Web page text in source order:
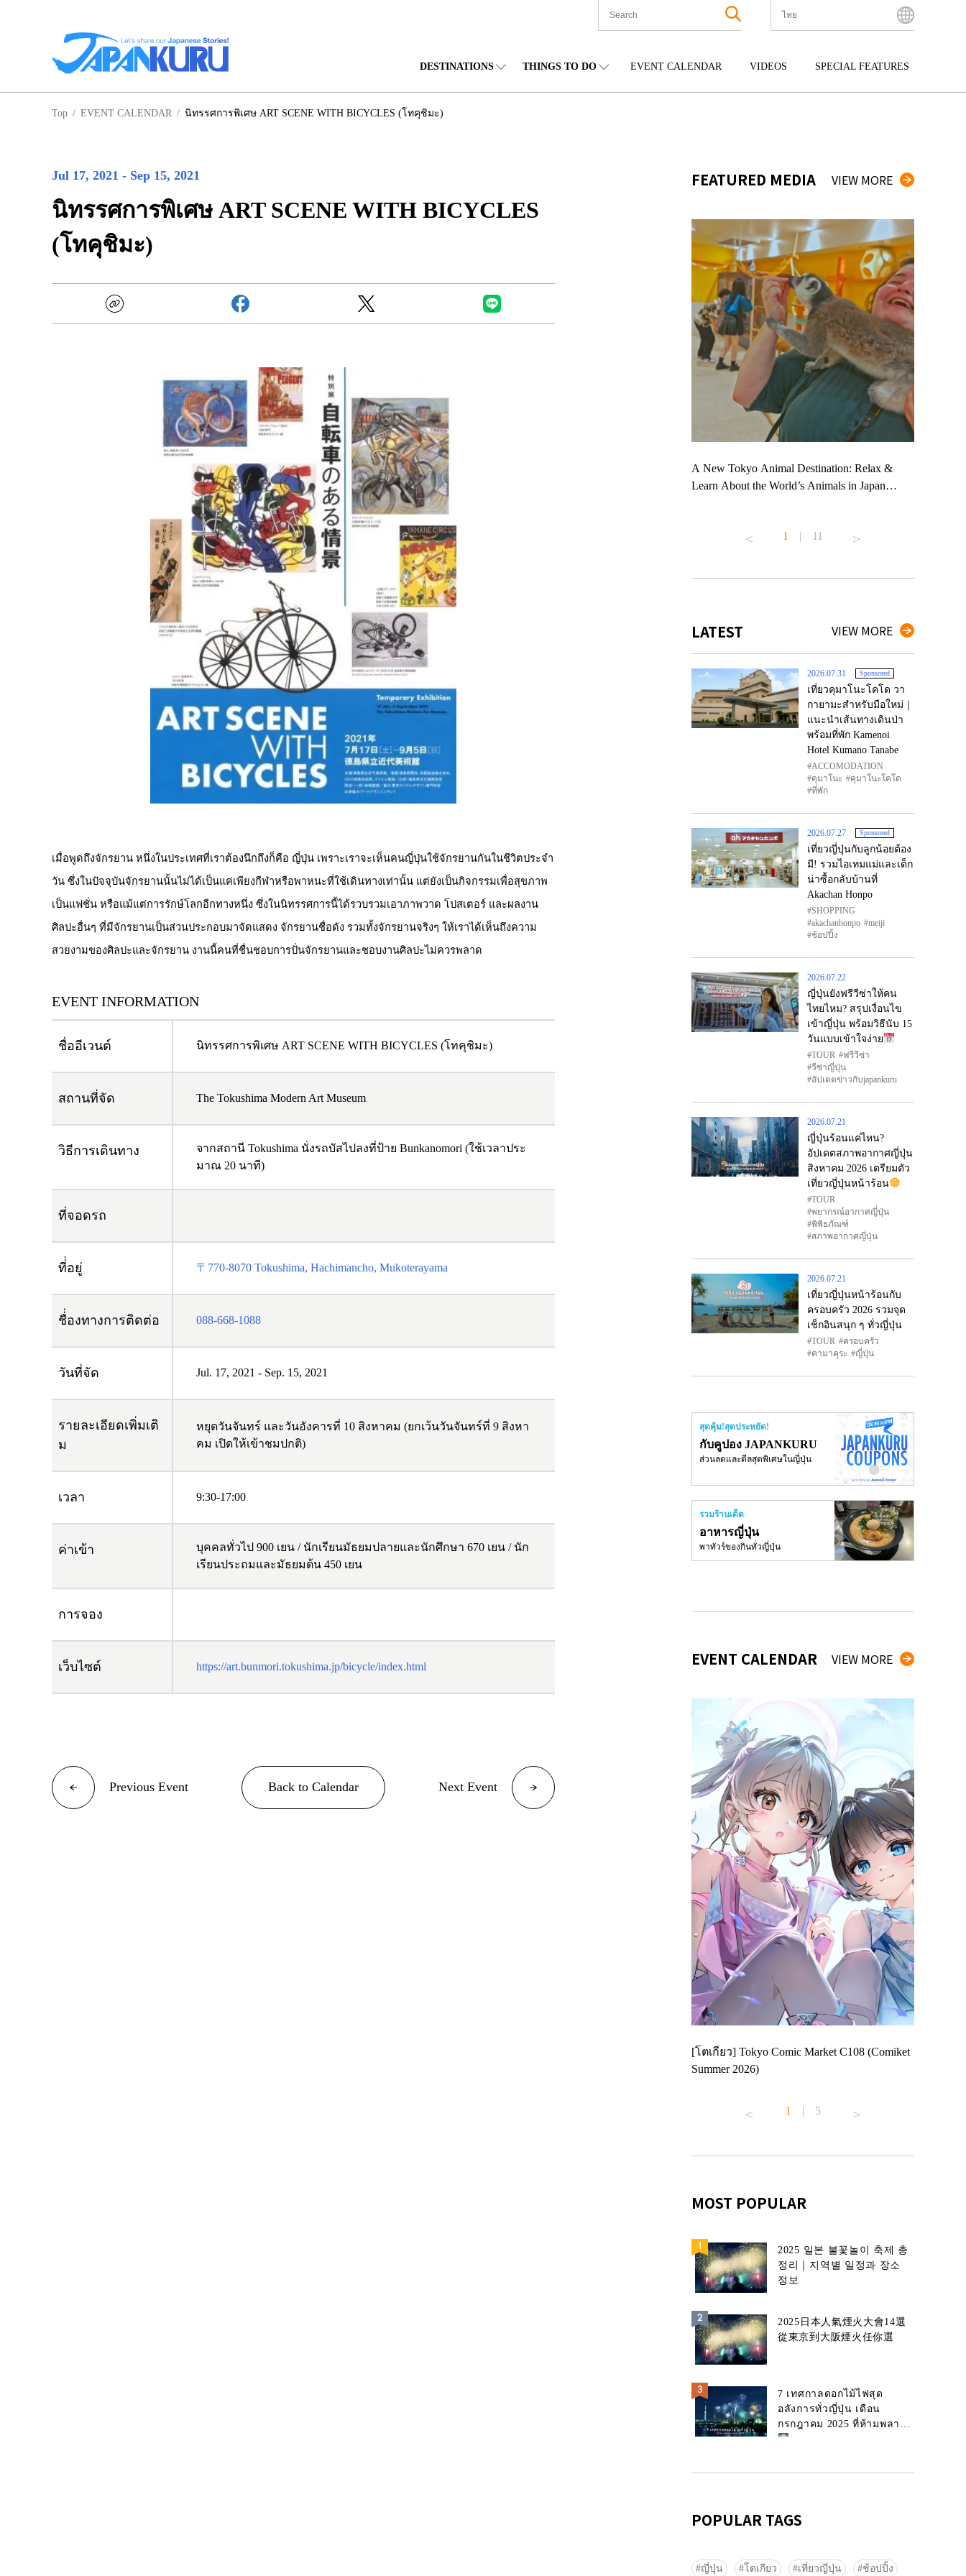
ไทย
Tiếng Việt
DESTINATIONS
ฮอกไกโด
คันโต
THINGS TO DO
SHOPPING
EVENT CALENDAR VIDEOS SPECIAL FEATURES
Top / EVENT CALENDAR / นิทรรศการพิเศษ ART SCENE WITH BICYCLES (โทคุชิมะ)
Jul 17, 2021 - Sep 15, 2021
นิทรรศการพิเศษ ART SCENE WITH BICYCLES
(โทคุชิมะ)
เมื่อพูดถึงจักรยาน หนึ่งในประเทศที่เราต้องนึกถึงก็คือ ญี่ปุ่น เพราะเราจะเห็นคนญี่ปุ่นใช้จักรยานกันในชีวิตประจำ
วัน ซึ่งในปัจจุบันจักรยานนั้นไม่ได้เป็นแค่เพียงกีฬาหรือพาหนะที่ใช้เดินทางเท่านั้น แต่ยังเป็นกิจกรรมเพื่อสุขภาพ
เป็นแฟชั่น หรือแม้แต่การรักษ์โลกอีกทางหนึ่ง ซึ่งในนิทรรศการนี้ได้รวบรวมเอาภาพวาด โปสเตอร์ และผลงาน
ศิลปะอื่นๆ ที่มีจักรยานเป็นส่วนประกอบมาจัดแสดง จักรยานชื่อดัง รวมทั้งจักรยานจริงๆ ให้เราได้เห็นถึงความ
สวยงามของศิลปะและจักรยาน งานนี้คนที่ชื่นชอบการปั่นจักรยานและชอบงานศิลปะไม่ควรพลาด
EVENT INFORMATION
ชื่ออีเวนต์ นิทรรศการพิเศษ ART SCENE WITH BICYCLES (โทคุชิมะ)
สถานที่จัด The Tokushima Modern Art Museum
วิธีการเดินทาง
จากสถานี Tokushima นั่งรถบัสไปลงที่ป้าย Bunkanomori (ใช้เวลาประ
มาณ 20 นาที)
ที่จอดรถ
ที่่อยู่ 〒770-8070 Tokushima, Hachimancho, Mukoterayama
ชื่่องทางการติดต่อ 088-668-1088
วันที่จัด Jul. 17, 2021 - Sep. 15, 2021
รายละเอียดเพิ่มเติ
ม
หยุดวันจันทร์ และวันอังคารที่ 10 สิงหาคม (ยกเว้นวันจันทร์ที่ 9 สิงหา
คม เปิดให้เข้าชมปกติ)
เวลา 9:30-17:00
ค่าเข้า
บุคคลทั่วไป 900 เยน / นักเรียนมัธยมปลายและนักศึกษา 670 เยน / นัก
เรียนประถมและมัธยมต้น 450 เยน
การจอง
เว็บไซต์ https://art.bunmori.tokushima.jp/bicycle/index.html
Previous Event Back to Calendar Next Event
FEATURED MEDIA VIEW MORE
A New Tokyo Animal Destination: Relax &
Learn About the World’s Animals in Japan
#japantrip #카피바라 #애니터치 #아이와가볼
1 | 11
LATEST VIEW MORE
2026.07.31 Sponsored
เที่ยวคุมาโนะโคโด วา
กายามะสำหรับมือใหม่｜
แนะนำเส้นทางเดินป่า
พร้อมที่พัก Kamenoi
Hotel Kumano Tanabe
ACCOMODATION
คุมาโนะ
คุมาโนะโคโด
ที่พัก
2026.07.27 Sponsored
เที่ยวญี่ปุ่นกับลูกน้อยต้อง
มี! รวมไอเทมแม่และเด็ก
น่าซื้อกลับบ้านที่
Akachan Honpo
SHOPPING
akachanhonpo
meiji
ช้อปปิ้ง
2026.07.22
ญี่ปุ่นยังฟรีวีซ่าให้คน
ไทยไหม? สรุปเงื่อนไข
เข้าญี่ปุ่น พร้อมวิธีนับ 15
วันแบบเข้าใจง่าย
TOUR
ฟรีวีซ่า
วีซ่าญี่ปุ่น
อัปเดตข่าวกับjapankuru
2026.07.21
ญี่ปุ่นร้อนแค่ไหน?
อัปเดตสภาพอากาศญี่ปุ่น
สิงหาคม 2026 เตรียมตัว
เที่ยวญี่ปุ่นหน้าร้อน
TOUR
พยากรณ์อากาศญี่ปุ่น
พิพิธภัณฑ์
สภาพอากาศญี่ปุ่น
2026.07.21
เที่ยวญี่ปุ่นหน้าร้อนกับ
ครอบครัว 2026 รวมจุด
เช็กอินสนุก ๆ ทั่วญี่ปุ่น
TOUR
ครอบครัว
คามาคุระ
ญี่ปุ่น
สุดคุ้ม!สุดประหยัด!
กับคูปอง JAPANKURU
ส่วนลดและดีลสุดพิเศษในญี่ปุ่น
รวมร้านเด็ด
อาหารญี่ปุ่น
พาทัวร์ของกินทั่วญี่ปุ่น
EVENT CALENDAR VIEW MORE
[โตเกียว] Tokyo Comic Market C108 (Comiket
Summer 2026)
1 | 5
MOST POPULAR
2025 일본 불꽃놀이 축제 총
정리｜지역별 일정과 장소
정보
2025日本人氣煙火大會14選
從東京到大阪煙火任你選
7 เทศกาลดอกไม้ไฟสุด
อลังการทั่วญี่ปุ่น เดือน
กรกฎาคม 2025 ที่ห้ามพลาด!
POPULAR TAGS
ญี่ปุ่น โตเกียว เที่ยวญี่ปุ่น ช้อปปิ้ง